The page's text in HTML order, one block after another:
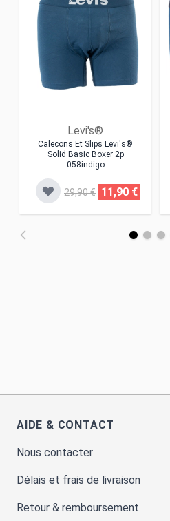
Levi's®
Calecons Et Slips Levi's®
Solid Basic Boxer 2p
058indigo
29,90 € 11,90 €
AIDE & CONTACT
Nous contacter
Délais et frais de livraison
Retour & remboursement